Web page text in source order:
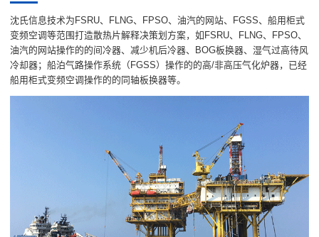
沈氏信息技术为FSRU、FLNG、FPSO、油汽的网站、FGSS、船用柜式
变频空调等范围打造散热片解释决策划方案，如FSRU、FLNG、FPSO、
油汽的网站操作的的间冷器、减少机后冷器、BOG板换器、湿气过高待风
冷却器；船泊气路操作系统（FGSS）操作的的高/非高压气化炉器，已经
船用柜式变频空调操作的的同轴板换器等。